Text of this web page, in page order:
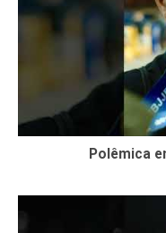
Polêmica